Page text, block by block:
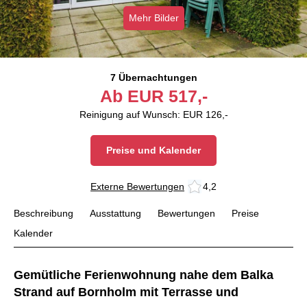
Mehr Bilder
7 Übernachtungen
Ab EUR 517,-
Reinigung auf Wunsch: EUR 126,-
Preise und Kalender
Externe Bewertungen 4,2
Beschreibung Ausstattung Bewertungen
Preise
Kalender
Gemütliche Ferienwohnung nahe dem Balka
Strand auf Bornholm mit Terrasse und